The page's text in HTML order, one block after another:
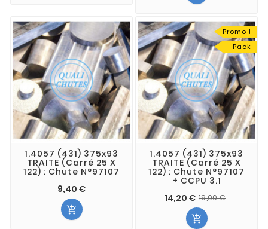
1.4057 (431) 375x93
TRAITE (Carré 25 X
122) : Chute N°97107
9,40 €

Promo !
Pack
1.4057 (431) 375x93
TRAITE (Carré 25 X
122) : Chute N°97107
+ CCPU 3.1
14,20 € 19,00 €
